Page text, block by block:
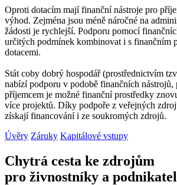
Oproti dotacím mají finanční nástroje pro
výhod. Zejména jsou méně náročné na
žádosti je rychlejší. Podporu pomocí
určitých podmínek kombinovat i s finančním
dotacemi.
Stát coby dobrý hospodář (prostřednictvím
nabízí podporu v podobě finančních nástrojů,
příjemcem je možné finanční prostředky
více projektů. Díky podpoře z veřejných
získají financování i ze soukromých zdrojů.
Úvěry Záruky Kapitálové vstupy
Chytrá cesta ke zdrojům
pro živnostníky a